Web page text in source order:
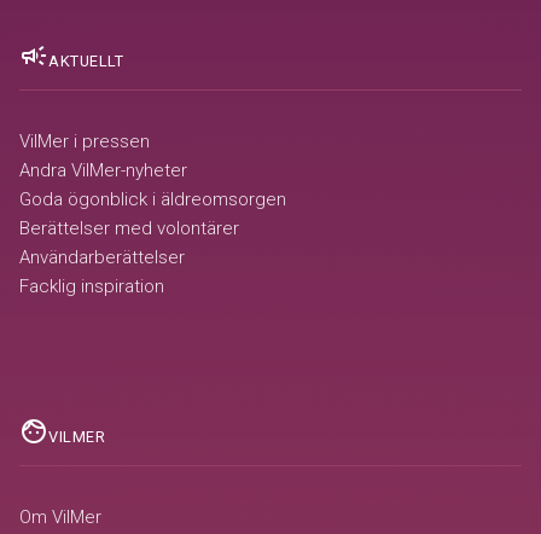
campaignAKTUELLT
VilMer i pressen
Andra VilMer-nyheter
Goda ögonblick i äldreomsorgen
Berättelser med volontärer
Användarberättelser
Facklig inspiration
faceVILMER
Om VilMer